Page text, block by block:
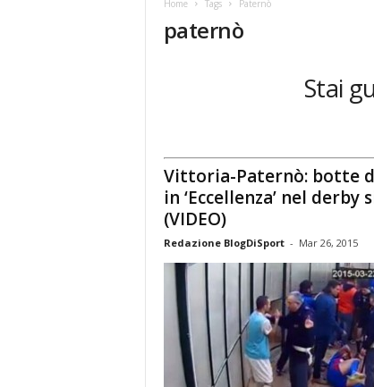
Home Tags Paternò
paternò
Stai
Vittoria-Paternò: botte
in ‘Eccellenza’ nel derby
(VIDEO)
Redazione BlogDiSport - Mar 26, 2015